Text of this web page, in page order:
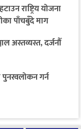
राष्ट्रिय योजना
पाँचबुँदे माग
अस्तव्यस्त, दर्जनौँ
गर्न